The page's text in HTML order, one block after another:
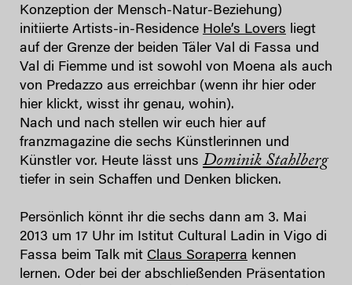
Konzeption der Mensch-Natur-Beziehung)
initiierte Artists-in-Residence Hole’s Lovers liegt
auf der Grenze der beiden Täler Val di Fassa und
Val di Fiemme und ist sowohl von Moena als auch
von Predazzo aus erreichbar (wenn ihr hier oder
hier klickt, wisst ihr genau, wohin).
Nach und nach stellen wir euch hier auf
franzmagazine die sechs Künstlerinnen und
Künstler vor. Heute lässt uns Dominik Stahlberg
tiefer in sein Schaffen und Denken blicken.
Persönlich könnt ihr die sechs dann am 3. Mai
2013 um 17 Uhr im Istitut Cultural Ladin in Vigo di
Fassa beim Talk mit Claus Soraperra kennen
lernen. Oder bei der abschließenden Präsentation